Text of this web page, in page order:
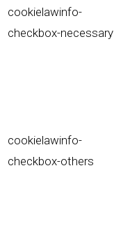
cookielawinfo-
checkbox-necessary
cookielawinfo-
checkbox-others